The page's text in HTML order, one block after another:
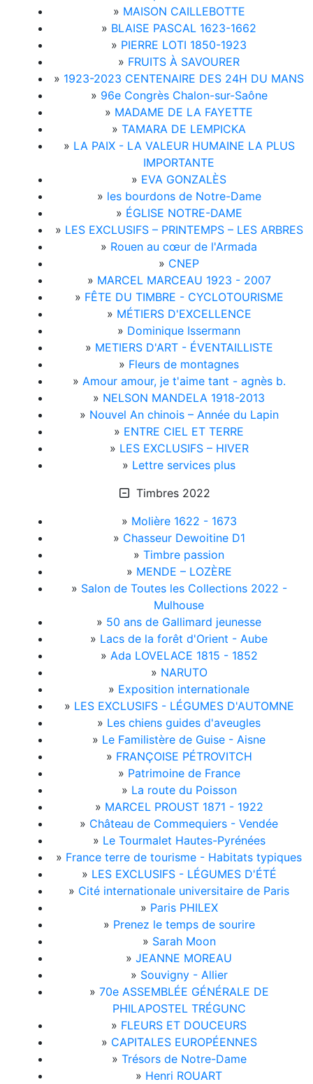
» MAISON CAILLEBOTTE
» BLAISE PASCAL 1623-1662
» PIERRE LOTI 1850-1923
» FRUITS À SAVOURER
» 1923-2023 CENTENAIRE DES 24H DU MANS
» 96e Congrès Chalon-sur-Saône
» MADAME DE LA FAYETTE
» TAMARA DE LEMPICKA
» LA PAIX - LA VALEUR HUMAINE LA PLUS
IMPORTANTE
» EVA GONZALÈS
» les bourdons de Notre-Dame
» ÉGLISE NOTRE-DAME
» LES EXCLUSIFS – PRINTEMPS – LES ARBRES
» Rouen au cœur de l'Armada
» CNEP
» MARCEL MARCEAU 1923 - 2007
» FÊTE DU TIMBRE - CYCLOTOURISME
» MÉTIERS D'EXCELLENCE
» Dominique Issermann
» METIERS D'ART - ÉVENTAILLISTE
» Fleurs de montagnes
» Amour amour, je t'aime tant - agnès b.
» NELSON MANDELA 1918-2013
» Nouvel An chinois – Année du Lapin
» ENTRE CIEL ET TERRE
» LES EXCLUSIFS – HIVER
» Lettre services plus
Timbres 2022
» Molière 1622 - 1673
» Chasseur Dewoitine D1
» Timbre passion
» MENDE – LOZÈRE
» Salon de Toutes les Collections 2022 -
Mulhouse
» 50 ans de Gallimard jeunesse
» Lacs de la forêt d'Orient - Aube
» Ada LOVELACE 1815 - 1852
» NARUTO
» Exposition internationale
» LES EXCLUSIFS - LÉGUMES D'AUTOMNE
» Les chiens guides d'aveugles
» Le Familistère de Guise - Aisne
» FRANÇOISE PÉTROVITCH
» Patrimoine de France
» La route du Poisson
» MARCEL PROUST 1871 - 1922
» Château de Commequiers - Vendée
» Le Tourmalet Hautes-Pyrénées
» France terre de tourisme - Habitats typiques
» LES EXCLUSIFS - LÉGUMES D'ÉTÉ
» Cité internationale universitaire de Paris
» Paris PHILEX
» Prenez le temps de sourire
» Sarah Moon
» JEANNE MOREAU
» Souvigny - Allier
» 70e ASSEMBLÉE GÉNÉRALE DE
PHILAPOSTEL TRÉGUNC
» FLEURS ET DOUCEURS
» CAPITALES EUROPÉENNES
» Trésors de Notre-Dame
» Henri ROUART